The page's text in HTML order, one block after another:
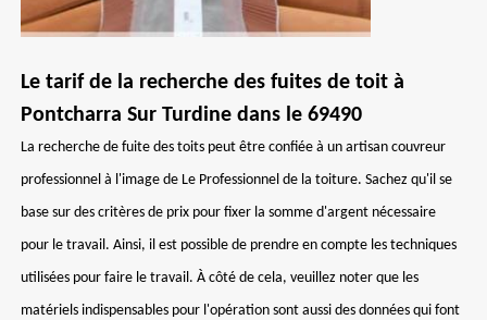
Le tarif de la recherche des fuites de toit à
Pontcharra Sur Turdine dans le 69490
La recherche de fuite des toits peut être confiée à un artisan couvreur
professionnel à l'image de Le Professionnel de la toiture. Sachez qu'il se
base sur des critères de prix pour fixer la somme d'argent nécessaire
pour le travail. Ainsi, il est possible de prendre en compte les techniques
utilisées pour faire le travail. À côté de cela, veuillez noter que les
matériels indispensables pour l'opération sont aussi des données qui font